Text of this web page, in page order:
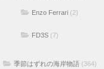
Enzo Ferrari (2)
FD3S (7)
季節はずれの海岸物語 (364)